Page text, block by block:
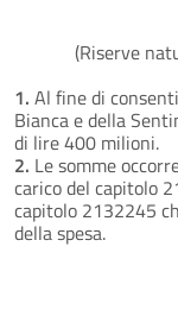
(Riserve
1. Al fine di
Bianca e della
di lire 400 milioni.
2. Le somme
carico del capitolo
capitolo 2132245
della spesa.